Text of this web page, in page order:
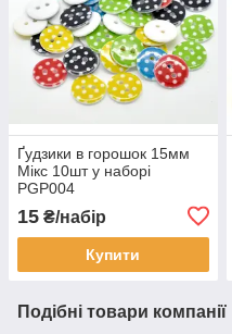
Ґудзики в горошок 15мм
Мікс 10шт у наборі
PGP004
15 ₴/набір
Купити
Подібні товари компанії